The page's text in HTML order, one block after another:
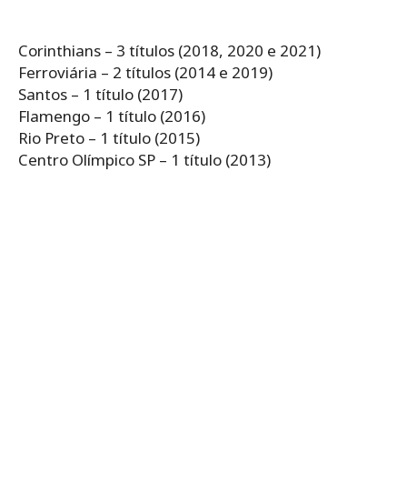
Corinthians – 3 títulos (2018, 2020 e 2021)
Ferroviária – 2 títulos (2014 e 2019)
Santos – 1 título (2017)
Flamengo – 1 título (2016)
Rio Preto – 1 título (2015)
Centro Olímpico SP – 1 título (2013)